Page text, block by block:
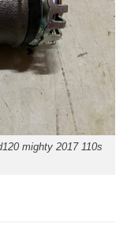
mighty 2017 110s